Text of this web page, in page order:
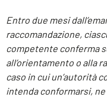
Entro due mesi
raccomandazione,
competente conferma
all’orientamento o alla
caso in cui un’autorità
intenda conformarsi,